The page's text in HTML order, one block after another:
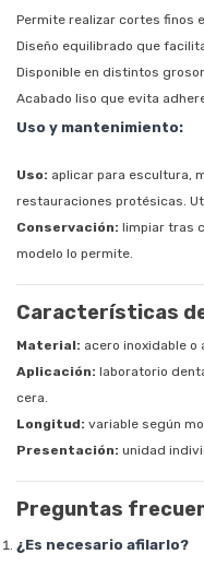
Permite realizar cortes finos
Diseño equilibrado que
Disponible en distintos
Acabado liso que evita
Uso y mantenimiento:
Uso: aplicar para escultura,
restauraciones protésicas.
Conservación: limpiar tras
modelo lo permite.
Características
Material: acero inoxidable o
Aplicación: laboratorio
cera.
Longitud: variable según
Presentación: unidad
Preguntas
¿Es necesario afilarlo?